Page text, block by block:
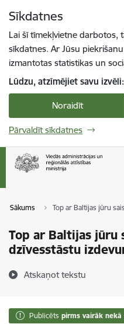
Sīkdatnes
Lai šī tīmekļvietne darbotos,
sīkdatnes. Ar Jūsu
izmantotas statistikas un
Lūdzu, atzīmējiet savu izvēli:
Noraidīt
Pārvaldīt sīkdatnes
Sākums Top ar Baltijas jūru
Top ar Baltijas jūru
dzīvesstāstu
Atskaņot tekstu
Publicēts pirms vairāk nekā